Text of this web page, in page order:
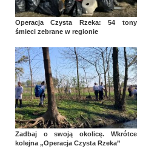
Operacja Czysta Rzeka: 54 tony
śmieci zebrane w regionie
Zadbaj o swoją okolicę. Wkrótce
kolejna „Operacja Czysta Rzeka”